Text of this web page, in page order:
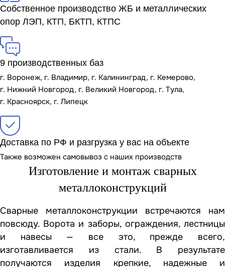
Собственное производство ЖБ и металлических
опор ЛЭП, КТП, БКТП, КТПС
9 производственных баз
г. Воронеж, г. Владимир, г. Калининград, г. Кемерово,
г. Нижний Новгород, г. Великий Новгород, г. Тула,
г. Красноярск, г. Липецк
Доставка по РФ и разгрузка у вас на объекте
Также возможен самовывоз с наших производств
Изготовление и монтаж сварных
металлоконструкций
Сварные металлоконструкции встречаются нам
повсюду. Ворота и заборы, ограждения, лестницы
и навесы — все это, прежде всего,
изготавливается из стали. В результате
получаются изделия крепкие, надежные и